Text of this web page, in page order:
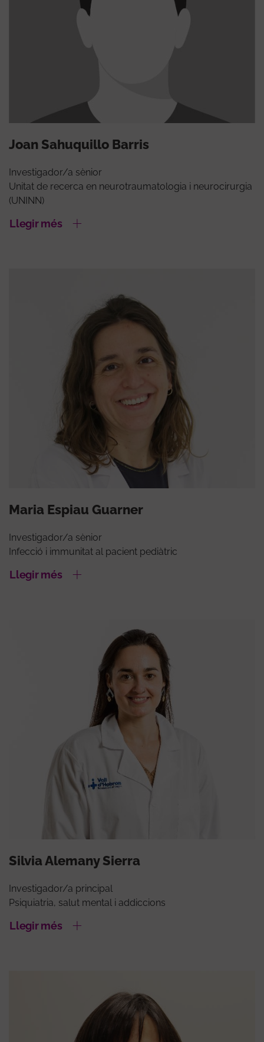
Joan Sahuquillo Barris
Investigador/a sènior
Unitat de recerca en neurotraumatologia i neurocirurgia
(UNINN)
Llegir més
Maria Espiau Guarner
Investigador/a sènior
Infecció i immunitat al pacient pediàtric
Llegir més
Silvia Alemany Sierra
Investigador/a principal
Psiquiatria, salut mental i addiccions
Llegir més